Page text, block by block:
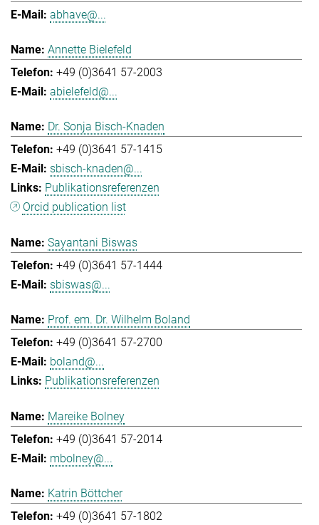
abhave@...
Annette Bielefeld
+49 (0)3641 57-2003
abielefeld@...
Dr. Sonja Bisch-Knaden
+49 (0)3641 57-1415
sbisch-knaden@...
Publikationsreferenzen
Orcid publication list
Sayantani Biswas
+49 (0)3641 57-1444
sbiswas@...
Prof. em. Dr. Wilhelm Boland
+49 (0)3641 57-2700
boland@...
Publikationsreferenzen
Mareike Bolney
+49 (0)3641 57-2014
mbolney@...
Katrin Böttcher
+49 (0)3641 57-1802